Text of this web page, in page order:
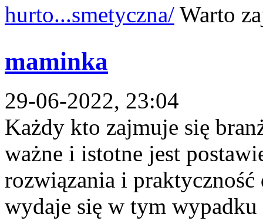
hurto...smetyczna/ Warto
maminka
29-06-2022, 23:04
Każdy kto zajmuje się
ważne i istotne jest
rozwiązania i
wydaje się w tym